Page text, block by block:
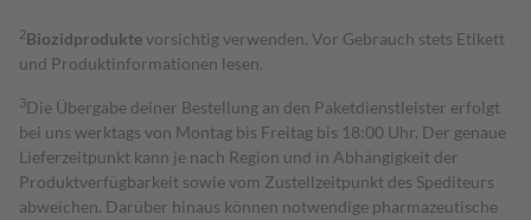
2Biozidproduktevorsichtig verwenden. Vor Gebrauch stets Etikett
und Produktinformationen lesen.
3Die Übergabe deiner Bestellung an den Paketdienstleister erfolgt
bei uns werktags von Montag bis Freitag bis 18:00 Uhr. Der genaue
Lieferzeitpunkt kann je nach Region und in Abhängigkeit der
Produktverfügbarkeit sowie vom Zustellzeitpunkt des Spediteurs
abweichen. Darüber hinaus können notwendige pharmazeutische